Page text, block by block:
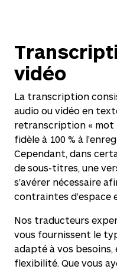
vidéo
La transcription
audio ou vidéo en
retranscription « mot
fidèle à 100 % à
Cependant, dans
de sous-titres, une
s’avérer nécessaire
contraintes d’espace
Nos traducteurs
vous fournissent le
adapté à vos
flexibilité. Que vous